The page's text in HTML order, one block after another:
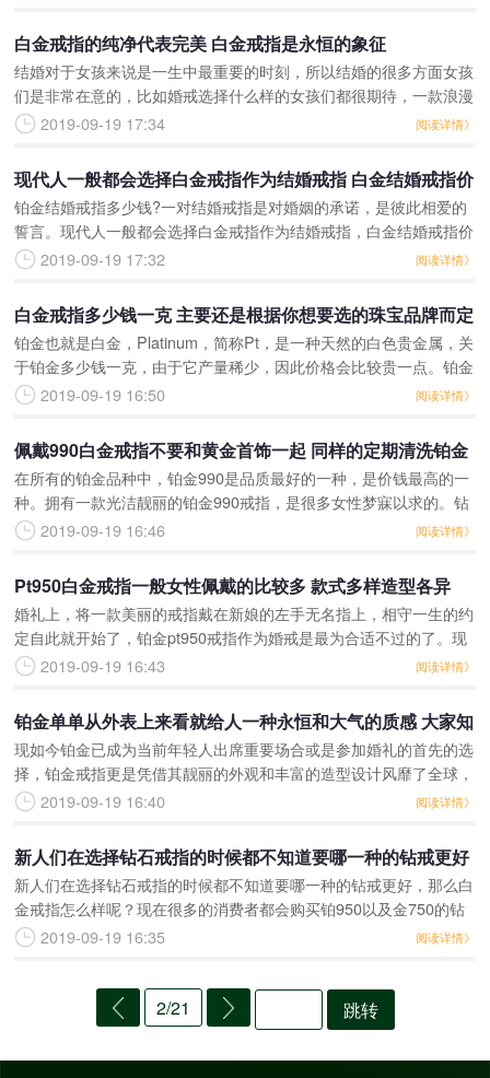
白金戒指的纯净代表完美 白金戒指是永恒的象征
结婚对于女孩来说是一生中最重要的时刻，所以结婚的很多方面女孩
们是非常在意的，比如婚戒选择什么样的女孩们都很期待，一款浪漫
有意义的婚戒会让女孩惊喜万分，对于男孩们，你会选择什么样的戒
2019-09-19 17:34 阅读详情》
现代人一般都会选择白金戒指作为结婚戒指 白金结婚戒指价
格自然也是许多人专注的话题
铂金结婚戒指多少钱?一对结婚戒指是对婚姻的承诺，是彼此相爱的
誓言。现代人一般都会选择白金戒指作为结婚戒指，白金结婚戒指价
格自然也是许多人专注的话题，下面小编就来介绍一下这个问题吧!
2019-09-19 17:32 阅读详情》
白金戒指多少钱一克 主要还是根据你想要选的珠宝品牌而定
铂金也就是白金，Platinum，简称Pt，是一种天然的白色贵金属，关
于铂金多少钱一克，由于它产量稀少，因此价格会比较贵一点。铂金
多少钱一克，或者铂金戒指价格多少，其实不同的珠宝品牌价格也会
2019-09-19 16:50 阅读详情》
佩戴990白金戒指不要和黄金首饰一起 同样的定期清洗铂金
990戒指是必须的
在所有的铂金品种中，铂金990是品质最好的一种，是价钱最高的一
种。拥有一款光洁靓丽的铂金990戒指，是很多女性梦寐以求的。钻
石小鸟作为钻石第一品牌，在这里提醒您，在佩戴铂金990戒指的时
2019-09-19 16:46 阅读详情》
Pt950白金戒指一般女性佩戴的比较多 款式多样造型各异
婚礼上，将一款美丽的戒指戴在新娘的左手无名指上，相守一生的约
定自此就开始了，铂金pt950戒指作为婚戒是最为合适不过的了。现
在不少人在结婚的时候，都将铂金pt950戒指作为首选。铂金戒指不
2019-09-19 16:43 阅读详情》
铂金单单从外表上来看就给人一种永恒和大气的质感 大家知
道950白金戒指一般要多少钱吗
现如今铂金已成为当前年轻人出席重要场合或是参加婚礼的首先的选
择，铂金戒指更是凭借其靓丽的外观和丰富的造型设计风靡了全球，
现在不少首饰珠宝都采用铂金样式，大家知道950白金戒指一般要多
2019-09-19 16:40 阅读详情》
新人们在选择钻石戒指的时候都不知道要哪一种的钻戒更好
那么白金戒指怎么样呢
新人们在选择钻石戒指的时候都不知道要哪一种的钻戒更好，那么白
金戒指怎么样呢？现在很多的消费者都会购买铂950以及金750的钻
戒，这两种的钻戒深受消费者的喜欢，不过很多消费者不知道这两种
2019-09-19 16:35 阅读详情》
2/21 跳转